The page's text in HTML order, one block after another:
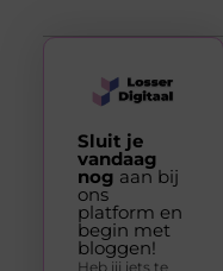
Sluit je
vandaag
nog aan bij
ons
platform en
begin met
bloggen!
Heb jij iets te